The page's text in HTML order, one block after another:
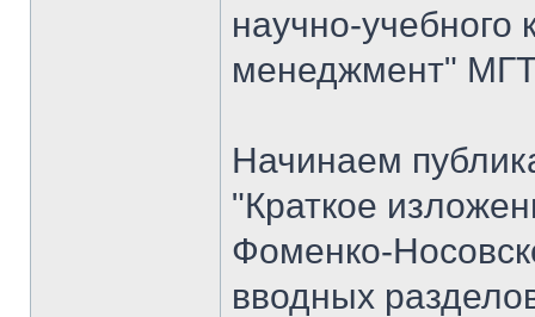
научно-
менеджмент"
Начинаем
"Краткое
Фоменко-
вводных